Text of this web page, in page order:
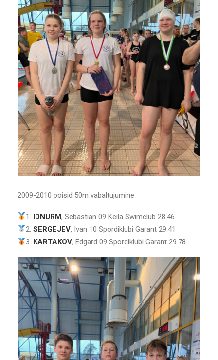
2009-2010 poisid 50m vabaltujumine
1. IDNURM, Sebastian 09 Keila Swimclub 28.46
2.SERGEJEV, Ivan 10 Spordiklubi Garant 29.41
3. KARTAKOV, Edgard 09 Spordiklubi Garant 29.78